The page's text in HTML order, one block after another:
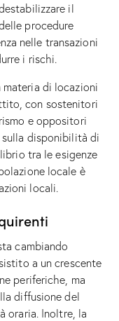
il
procedure
nelle transazioni
i rischi.
di locazioni
con sostenitori
e oppositori
disponibilità di
tra le esigenze
locale è
locali.
cambiando
a un crescente
periferiche, ma
diffusione del
oraria. Inoltre, la